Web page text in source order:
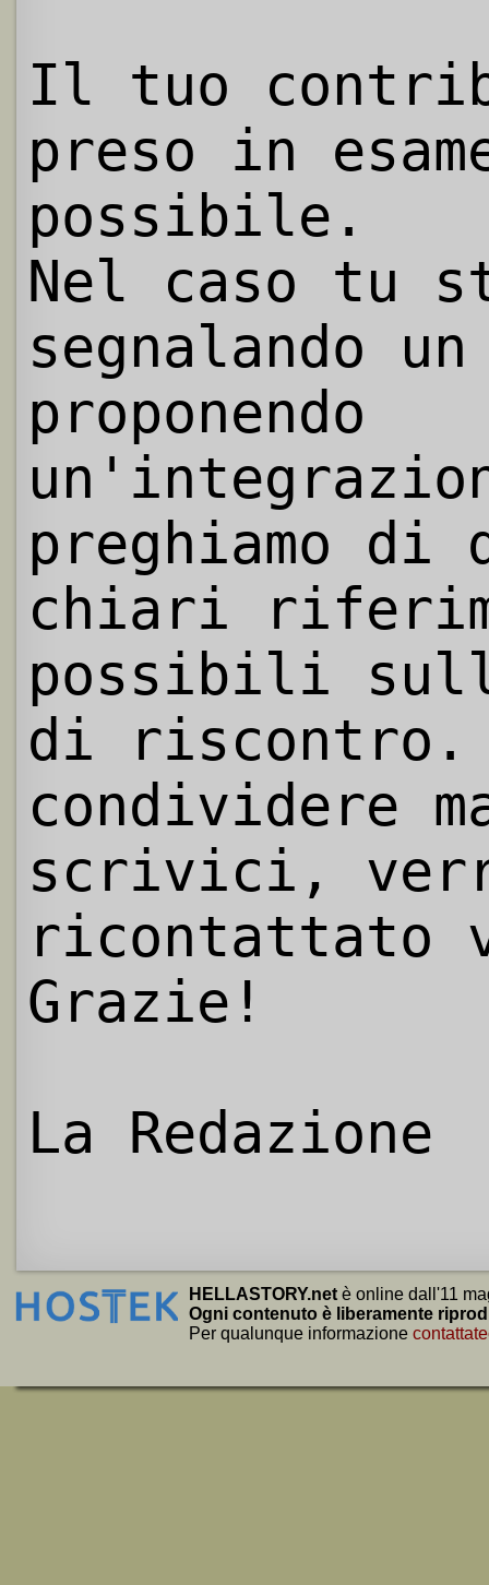
Il tuo
preso in
possibile.
Nel caso tu
segnalando
proponendo
preghiamo
chiari
possibili
di riscontro.
condividere
scrivici,
ricontattato
Grazie!
La Redazione
HELLASTORY.net è online dall'11
Ogni contenuto è liberamente
Per qualunque informazione